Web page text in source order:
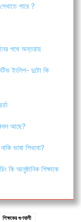
পারে ?
পথে অন্তরায়
ইংলিশ- দুটো কি
কেমন আছে?
ভাষা শিখবো?
কি আনুষ্ঠানিক শিক্ষাকে
শিক্ষকের গুণবালী